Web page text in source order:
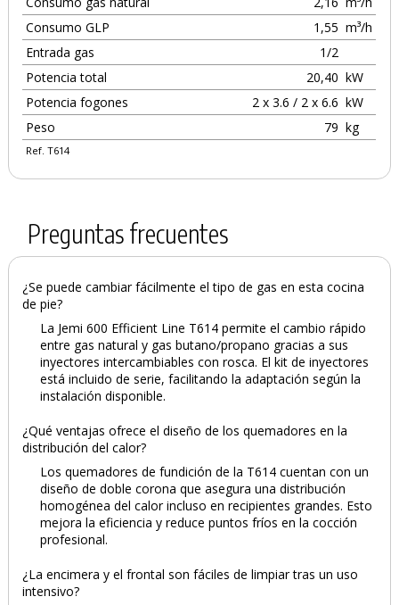
Consumo GLP
1,55 m³/h
Entrada gas
1/2
Potencia total
20,40 kW
Potencia fogones
2 x 3.6 / 2 x 6.6 kW
Peso
79 kg
Ref. T614
Preguntas frecuentes
¿Se puede cambiar fácilmente el tipo de gas en esta cocina
de pie?
La Jemi 600 Efficient Line T614 permite el cambio rápido
entre gas natural y gas butano/propano gracias a sus
inyectores intercambiables con rosca. El kit de inyectores
está incluido de serie, facilitando la adaptación según la
instalación disponible.
¿Qué ventajas ofrece el diseño de los quemadores en la
distribución del calor?
Los quemadores de fundición de la T614 cuentan con un
diseño de doble corona que asegura una distribución
homogénea del calor incluso en recipientes grandes. Esto
mejora la eficiencia y reduce puntos fríos en la cocción
profesional.
¿La encimera y el frontal son fáciles de limpiar tras un uso
intensivo?